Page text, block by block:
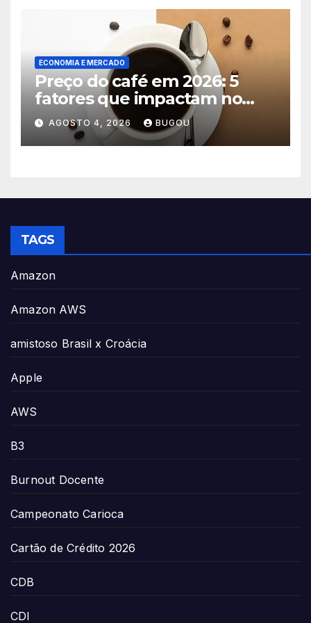
ECONOMIA E MERCADO
Preço do café em 2026: 5
fatores que impactam no
consumo
AGOSTO 4, 2026 BUGOU
TAGS
Amazon
Amazon AWS
amistoso Brasil x Croácia
Apple
AWS
B3
Burnout Docente
Campeonato Carioca
Cartão de Crédito 2026
CDB
CDI